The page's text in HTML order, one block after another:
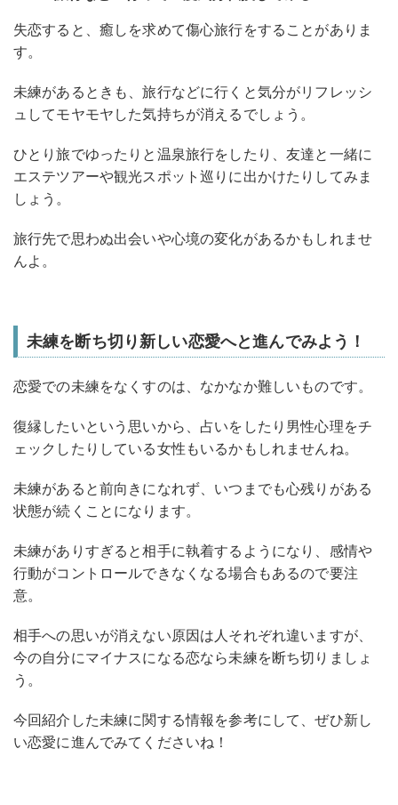
失恋すると、癒しを求めて傷心旅行をすることがありま
す。
未練があるときも、旅行などに行くと気分がリフレッシ
ュしてモヤモヤした気持ちが消えるでしょう。
ひとり旅でゆったりと温泉旅行をしたり、友達と一緒に
エステツアーや観光スポット巡りに出かけたりしてみま
しょう。
旅行先で思わぬ出会いや心境の変化があるかもしれませ
んよ。
未練を断ち切り新しい恋愛へと進んでみよう！
恋愛での未練をなくすのは、なかなか難しいものです。
復縁したいという思いから、占いをしたり男性心理をチ
ェックしたりしている女性もいるかもしれませんね。
未練があると前向きになれず、いつまでも心残りがある
状態が続くことになります。
未練がありすぎると相手に執着するようになり、感情や
行動がコントロールできなくなる場合もあるので要注
意。
相手への思いが消えない原因は人それぞれ違いますが、
今の自分にマイナスになる恋なら未練を断ち切りましょ
う。
今回紹介した未練に関する情報を参考にして、ぜひ新し
い恋愛に進んでみてくださいね！